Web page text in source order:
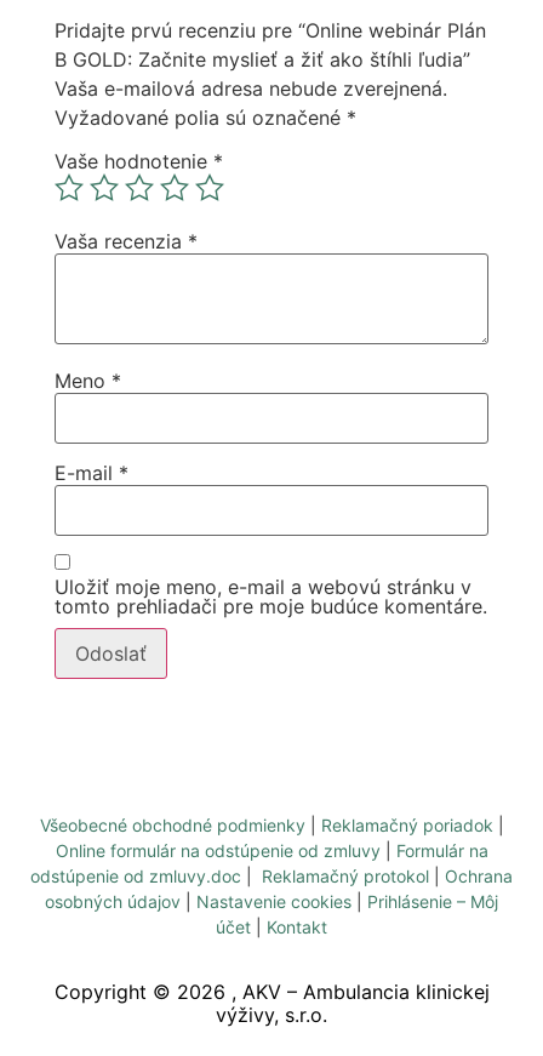
Pridajte prvú recenziu pre “Online webinár Plán
B GOLD: Začnite myslieť a žiť ako štíhli ľudia”
Vaša e-mailová adresa nebude zverejnená.
Vyžadované polia sú označené *
Vaše hodnotenie *
Vaša recenzia *
Meno *
E-mail *
Uložiť moje meno, e-mail a webovú stránku v
tomto prehliadači pre moje budúce komentáre.
Všeobecné obchodné podmienky| Reklamačný poriadok
Online formulár na odstúpenie od zmluvy| Formulár na
odstúpenie od zmluvy.doc
Reklamačný protokol
Ochrana
osobných údajov
Nastavenie cookies
Prihlásenie – Môj
účet
Kontakt
Copyright © 2026 , AKV – Ambulancia klinickej
výživy, s.r.o.